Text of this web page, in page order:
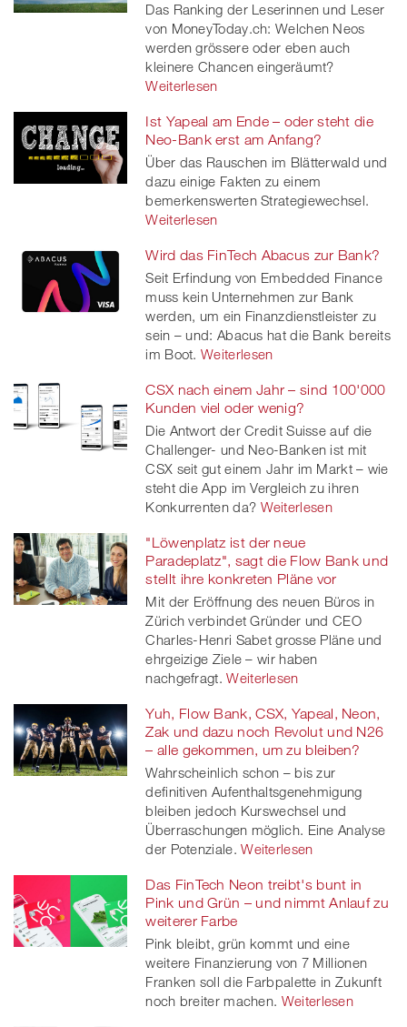
Das Ranking der Leserinnen und Leser
von MoneyToday.ch: Welchen Neos
werden grössere oder eben auch
kleinere Chancen eingeräumt?
Weiterlesen
Ist Yapeal am Ende – oder steht die
Neo-Bank erst am Anfang?
Über das Rauschen im Blätterwald und
dazu einige Fakten zu einem
bemerkenswerten Strategiewechsel.
Weiterlesen
Wird das FinTech Abacus zur Bank?
Seit Erfindung von Embedded Finance
muss kein Unternehmen zur Bank
werden, um ein Finanzdienstleister zu
sein – und: Abacus hat die Bank bereits
im Boot. Weiterlesen
CSX nach einem Jahr – sind 100'000
Kunden viel oder wenig?
Die Antwort der Credit Suisse auf die
Challenger- und Neo-Banken ist mit
CSX seit gut einem Jahr im Markt – wie
steht die App im Vergleich zu ihren
Konkurrenten da? Weiterlesen
"Löwenplatz ist der neue
Paradeplatz", sagt die Flow Bank und
stellt ihre konkreten Pläne vor
Mit der Eröffnung des neuen Büros in
Zürich verbindet Gründer und CEO
Charles-Henri Sabet grosse Pläne und
ehrgeizige Ziele – wir haben
nachgefragt. Weiterlesen
Yuh, Flow Bank, CSX, Yapeal, Neon,
Zak und dazu noch Revolut und N26
– alle gekommen, um zu bleiben?
Wahrscheinlich schon – bis zur
definitiven Aufenthaltsgenehmigung
bleiben jedoch Kurswechsel und
Überraschungen möglich. Eine Analyse
der Potenziale. Weiterlesen
Das FinTech Neon treibt's bunt in
Pink und Grün – und nimmt Anlauf zu
weiterer Farbe
Pink bleibt, grün kommt und eine
weitere Finanzierung von 7 Millionen
Franken soll die Farbpalette in Zukunft
noch breiter machen. Weiterlesen